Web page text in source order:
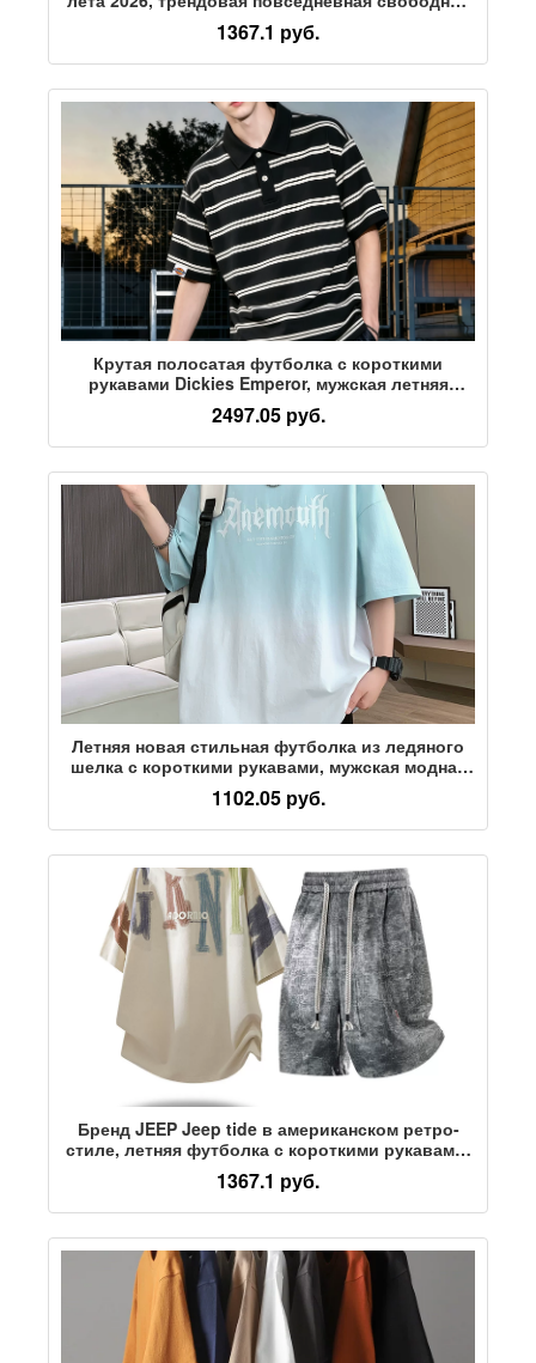
футболка с короткими рукавами, летняя
мужская одежда, полный комплект
1367.1 руб.
Крутая полосатая футболка с короткими
рукавами Dickies Emperor, мужская летняя
крутая футболка-поло с пятиточечным рукавом,
мужская футболка с коротким рукавом
2497.05 руб.
Летняя новая стильная футболка из ледяного
шелка с короткими рукавами, мужская модная
брендовая футболка с градиентом, красивая
молодежная футболка с короткими рукавами,
футболка
1102.05 руб.
Бренд JEEP Jeep tide в американском ретро-
стиле, летняя футболка с короткими рукавами,
мужской свободный повседневный
спортивный костюм-двойка
1367.1 руб.